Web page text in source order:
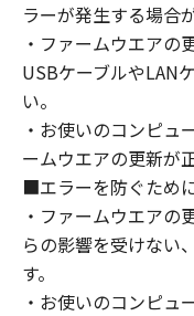
ラーが発生する場合
・ファームウエアの
USBケーブルやLAN
い。
・お使いのコンピュ
ームウエアの更新が
■エラーを防ぐため
・ファームウエアの
らの影響を受けない
す。
・お使いのコンピュ